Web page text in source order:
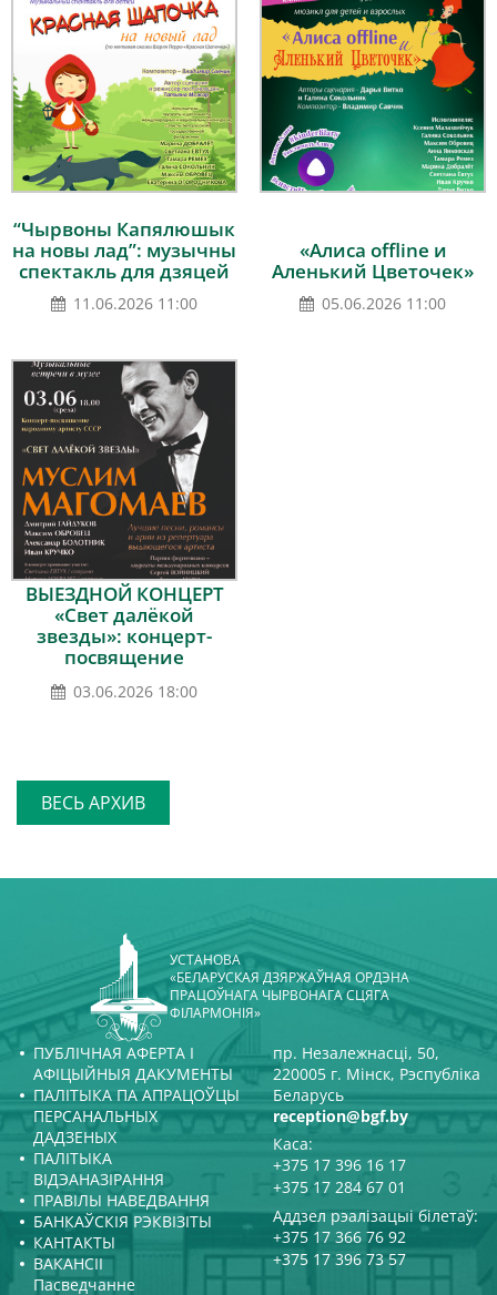
“Чырвоны Капялюшык
на новы лад”: музычны
спектакль для дзяцей
11.06.2026 11:00
«Алиса offline и
Аленький Цветочек»
05.06.2026 11:00
ВЫЕЗДНОЙ КОНЦЕРТ
«Свет далёкой
звезды»: концерт-
посвящение
народному артисту
СССР Муслиму
03.06.2026 18:00
ВЕСЬ АРХИВ
УСТАНОВА
«БЕЛАРУСКАЯ ДЗЯРЖАЎНАЯ ОРДЭНА
ПРАЦОЎНАГА ЧЫРВОНАГА СЦЯГА
ФІЛАРМОНІЯ»
ПУБЛІЧНАЯ АФЕРТА І
АФІЦЫЙНЫЯ ДАКУМЕНТЫ
ПАЛІТЫКА ПА АПРАЦОЎЦЫ
ПЕРСАНАЛЬНЫХ
ДАДЗЕНЫХ
ПАЛІТЫКА
ВІДЭАНАЗІРАННЯ
ПРАВІЛЫ НАВЕДВАННЯ
БАНКАЎСКІЯ РЭКВІЗІТЫ
КАНТАКТЫ
ВАКАНСІІ
пр. Незалежнасці, 50,
220005 г. Мінск, Рэспубліка
Беларусь
reception@bgf.by
Каса:
+375 17 396 16 17
+375 17 284 67 01
Аддзел рэалізацыі білетаў:
+375 17 366 76 92
+375 17 396 73 57
Пасведчанне